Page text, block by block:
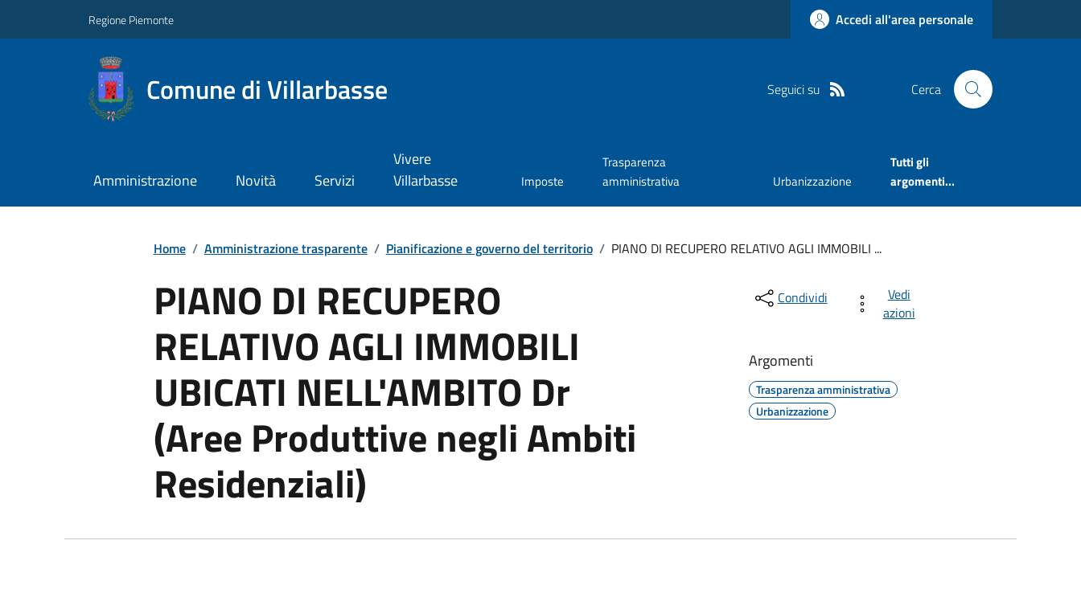
Regione Piemonte Accedi all'area personale
Comune di Villarbasse Seguici su Cerca
Amministrazione Novità Servizi
Vivere
Villarbasse
Imposte
Trasparenza
amministrativa
Urbanizzazione
Tutti gli
argomenti...
Home / Amministrazione trasparente / Pianificazione e governo del territorio / PIANO DI RECUPERO RELATIVO AGLI IMMOBILI ...
PIANO DI RECUPERO
RELATIVO AGLI IMMOBILI
UBICATI NELL'AMBITO Dr
(Aree Produttive negli Ambiti
Residenziali)
Condividi
Vedi
azioni
Argomenti
Trasparenza amministrativa
Urbanizzazione